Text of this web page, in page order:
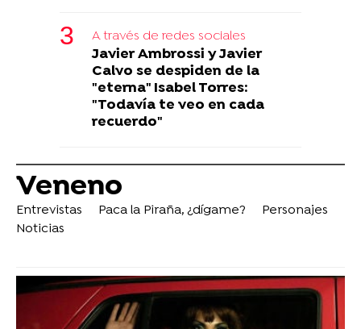
A través de redes sociales
Javier Ambrossi y Javier
Calvo se despiden de la
"eterna" Isabel Torres:
"Todavía te veo en cada
recuerdo"
Veneno
Entrevistas Paca la Piraña, ¿dígame?
Personajes
Noticias